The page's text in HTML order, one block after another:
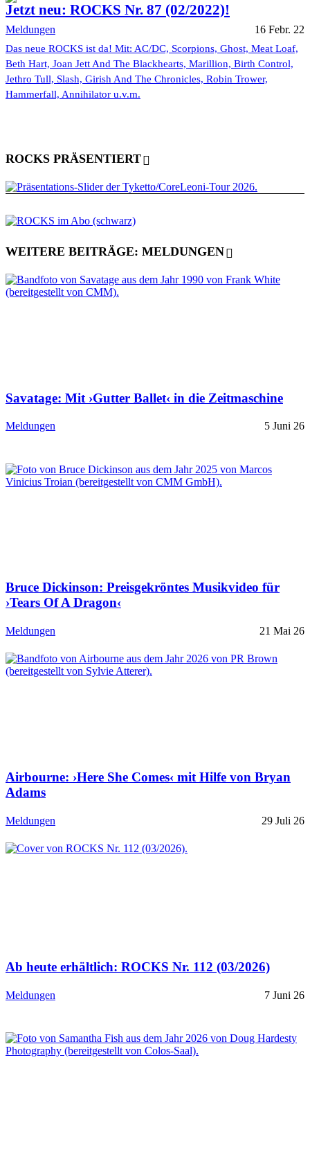
Jetzt neu: ROCKS Nr. 87 (02/2022)!
Meldungen 16 Febr. 22
Das neue ROCKS ist da! Mit: AC/DC, Scorpions, Ghost, Meat Loaf,
Beth Hart, Joan Jett And The Blackhearts, Marillion, Birth Control,
Jethro Tull, Slash, Girish And The Chronicles, Robin Trower,
Hammerfall, Annihilator u.v.m.
ROCKS PRÄSENTIERT
WEITERE BEITRÄGE: MELDUNGEN
Savatage: Mit ›Gutter Ballet‹ in die Zeitmaschine
Meldungen 5 Juni 26
Bruce Dickinson: Preisgekröntes Musikvideo für
›Tears Of A Dragon‹
Meldungen 21 Mai 26
Airbourne: ›Here She Comes‹ mit Hilfe von Bryan
Adams
Meldungen 29 Juli 26
Ab heute erhältlich: ROCKS Nr. 112 (03/2026)
Meldungen 7 Juni 26